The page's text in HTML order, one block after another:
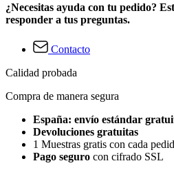
¿Necesitas ayuda con tu pedido?
responder a tus preguntas.
Contacto
Calidad probada
Compra de manera segura
España: envío estándar
Devoluciones gratuitas
1 Muestras gratis con cada
Pago seguro con cifrado SSL